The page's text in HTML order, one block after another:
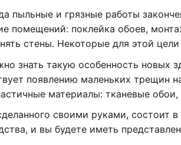
пыльные и грязные работы
помещений: поклейка обоев,
стены. Некоторые для этой
знать такую особенность новых
появлению маленьких трещин
материалы: тканевые
своими руками, состоит
и вы будете иметь